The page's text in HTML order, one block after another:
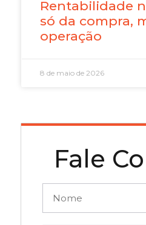
Rentabilidade
só da compra,
operação
8 de maio de 2026
Fale